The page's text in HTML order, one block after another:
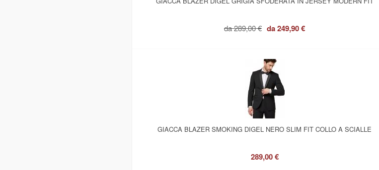
da289,00 € da249,90 €
GIACCA BLAZER SMOKING DIGEL NERO SLIM FIT COLLO A SCIALLE
289,00 €